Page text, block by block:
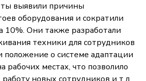
выявили причины
оборудования и сократили
10%. Они также разработали
техники для сотрудников
положение о системе адаптации
рабочих местах, что позволило